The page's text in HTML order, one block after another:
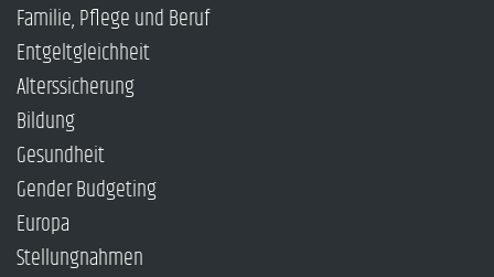
Familie, Pflege und Beruf
Entgeltgleichheit
Alterssicherung
Bildung
Gesundheit
Gender Budgeting
Europa
Stellungnahmen